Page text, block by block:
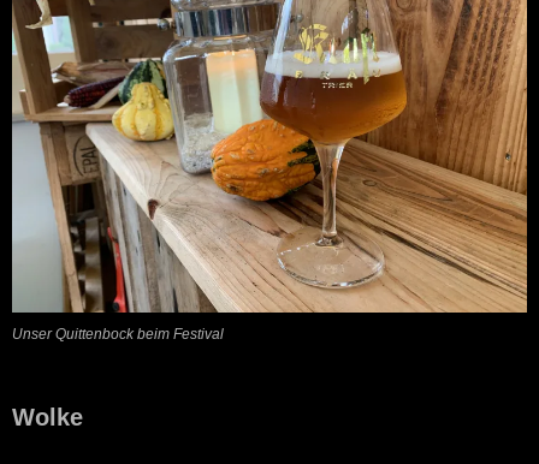
Unser Quittenbock beim Festival
Wolke